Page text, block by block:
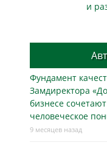
и
Фундамент
Замдиректора
бизнесe
человеческое
9 месяцев назад